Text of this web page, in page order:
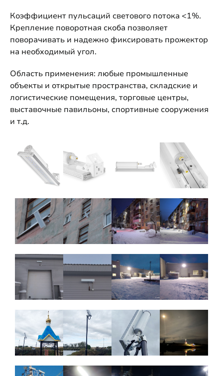
Коэффициент пульсаций светового потока <1%.
Крепление поворотная скоба позволяет
поворачивать и надежно фиксировать прожектор
на необходимый угол.
Область применения: любые промышленные
объекты и открытые пространства, складские и
логистические помещения, торговые центры,
выставочные павильоны, спортивные сооружения
и т.д.